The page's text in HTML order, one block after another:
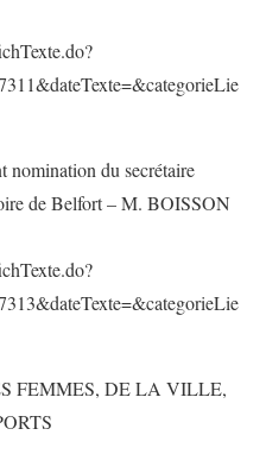
nomination du secrétaire
de Belfort – M. BOISSON
FEMMES, DE LA VILLE,